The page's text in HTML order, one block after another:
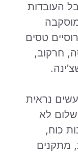
העובדות
טסים
חרקוב,
נראית
לא
כוח,
מתקנים